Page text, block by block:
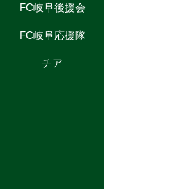
FC岐阜後援会
FC岐阜応援隊
チア